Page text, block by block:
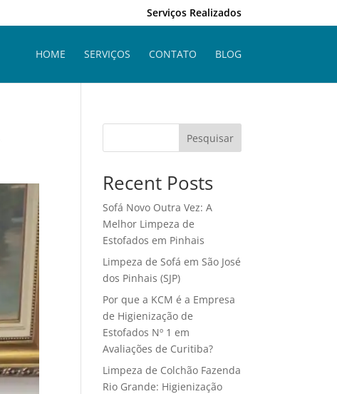
Serviços Realizados
HOME SERVIÇOS CONTATO BLOG
Pesquisar
Recent Posts
Sofá Novo Outra Vez: A
Melhor Limpeza de
Estofados em Pinhais
Limpeza de Sofá em São José
dos Pinhais (SJP)
Por que a KCM é a Empresa
de Higienização de
Estofados Nº 1 em
Avaliações de Curitiba?
Limpeza de Colchão Fazenda
Rio Grande: Higienização